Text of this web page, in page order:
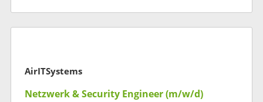
AirITSystems
Netzwerk & Security Engineer (m/w/d)